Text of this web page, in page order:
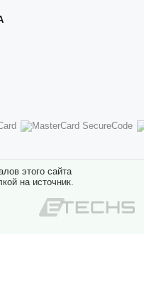
этого сайта
на источник.